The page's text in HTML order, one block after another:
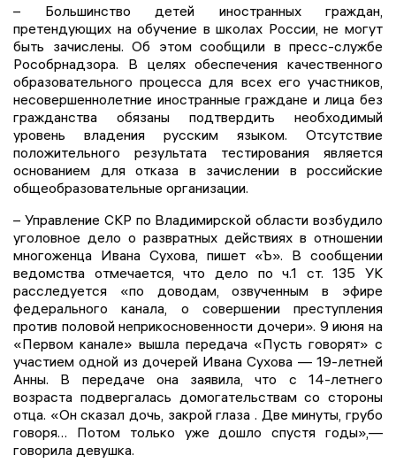
– Большинство детей иностранных граждан,
претендующих на обучение в школах России, не могут
быть зачислены. Об этом сообщили в пресс-службе
Рособрнадзора. В целях обеспечения качественного
образовательного процесса для всех его участников,
несовершеннолетние иностранные граждане и лица без
гражданства обязаны подтвердить необходимый
уровень владения русским языком. Отсутствие
положительного результата тестирования является
основанием для отказа в зачислении в российские
общеобразовательные организации.
– Управление СКР по Владимирской области возбудило
уголовное дело о развратных действиях в отношении
многоженца Ивана Сухова, пишет «Ъ». В сообщении
ведомства отмечается, что дело по ч.1 ст. 135 УК
расследуется «по доводам, озвученным в эфире
федерального канала, о совершении преступления
против половой неприкосновенности дочери». 9 июня на
«Первом канале» вышла передача «Пусть говорят» с
участием одной из дочерей Ивана Сухова — 19-летней
Анны. В передаче она заявила, что с 14-летнего
возраста подвергалась домогательствам со стороны
отца. «Он сказал дочь, закрой глаза . Две минуты, грубо
говоря… Потом только уже дошло спустя годы»,—
говорила девушка.